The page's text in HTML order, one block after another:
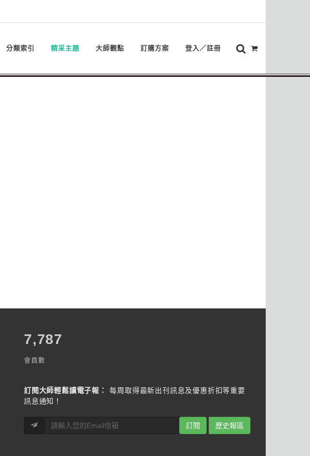
分類索引 精采主題 大師觀點 訂購方案 登入／註冊
7,787
會員數
訂閱大師輕鬆讀電子報：
每周取得最新出刊訊息及優惠折扣等重要
訊息通知！
訂閱 歷史報區